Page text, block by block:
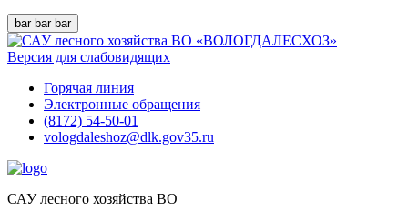
bar bar bar
Версия для слабовидящих
Горячая линия
Электронные обращения
(8172) 54-50-01
vologdaleshoz@dlk.gov35.ru
САУ лесного хозяйства ВО